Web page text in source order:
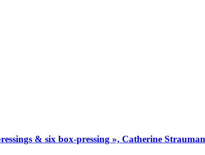
& six box-pressing », Catherine